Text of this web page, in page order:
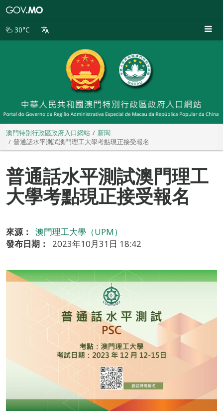
別
30°C
澳門特別行政區政府入口網站
新聞
普通話水平測試澳門理工大學考點現正接受報名
普通話水平測試澳門理工
大學考點現正接受報名
來源：
澳門理工大學（UPM）
發布日期：
2023年10月31日 18:42